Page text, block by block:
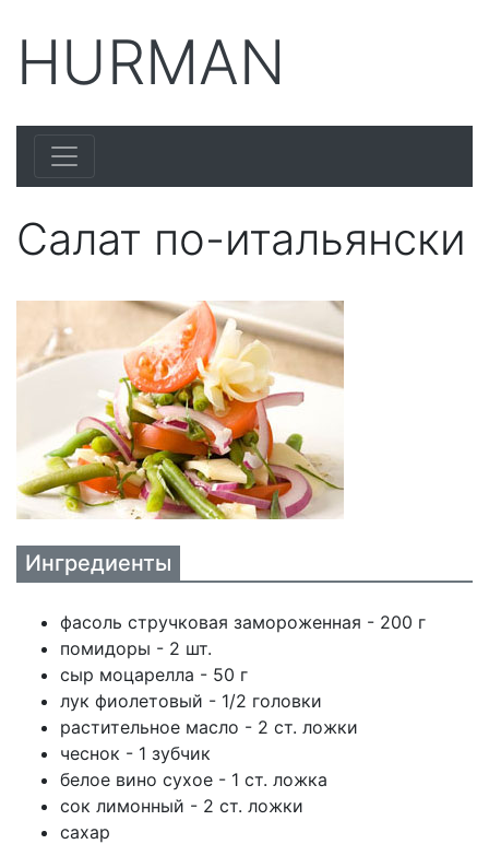
HURMAN
Салат по-итальянски
Ингредиенты
фасоль стручковая замороженная - 200 г
помидоры - 2 шт.
сыр моцарелла - 50 г
лук фиолетовый - 1/2 головки
растительное масло - 2 ст. ложки
чеснок - 1 зубчик
белое вино сухое - 1 ст. ложка
сок лимонный - 2 ст. ложки
сахар